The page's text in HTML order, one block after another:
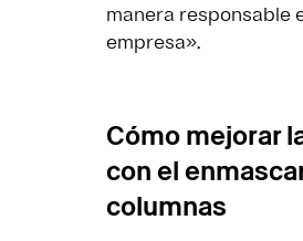
manera responsable
empresa».
Cómo mejorar
con el
columnas